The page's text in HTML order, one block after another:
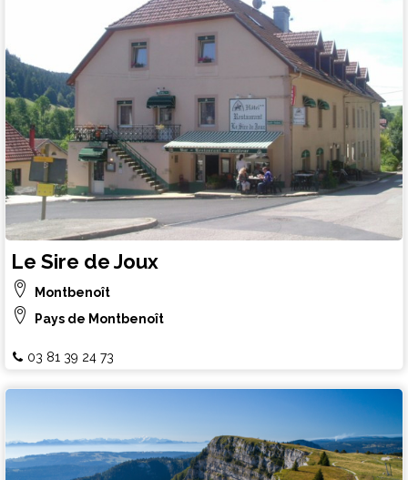
Le Sire de Joux
Montbenoît
Pays de Montbenoît
03 81 39 24 73